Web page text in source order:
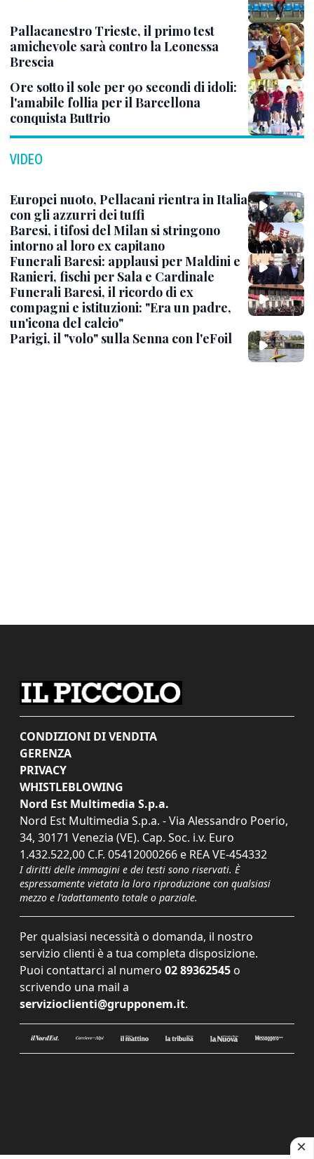
Pallacanestro Trieste, il primo test
amichevole sarà contro la Leonessa
Brescia
Ore sotto il sole per 90 secondi di idoli:
l'amabile follia per il Barcellona
conquista Buttrio
VIDEO
Europei nuoto, Pellacani rientra in Italia
con gli azzurri dei tuffi
Baresi, i tifosi del Milan si stringono
intorno al loro ex capitano
Funerali Baresi: applausi per Maldini e
Ranieri, fischi per Sala e Cardinale
Funerali Baresi, il ricordo di ex
compagni e istituzioni: "Era un padre,
un'icona del calcio"
Parigi, il "volo" sulla Senna con l'eFoil
CONDIZIONI DI VENDITA
GERENZA
PRIVACY
WHISTLEBLOWING
Nord Est Multimedia S.p.a.
Nord Est Multimedia S.p.a. - Via Alessandro Poerio,
34, 30171 Venezia (VE). Cap. Soc. i.v. Euro
1.432.522,00 C.F. 05412000266 e REA VE-454332
I diritti delle immagini e dei testi sono riservati. È
espressamente vietata la loro riproduzione con qualsiasi
mezzo e l'adattamento totale o parziale.
Per qualsiasi necessità o domanda, il nostro
servizio clienti è a tua completa disposizione.
Puoi contattarci al numero 02 89362545 o
scrivendo una mail a
servizioclienti@grupponem.it.